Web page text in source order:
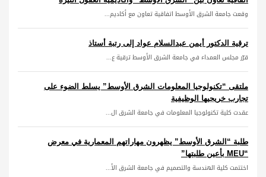
وقعت جامعة الشرق الأوسط اتفاقية تعاون مع أكاديم...
ترقية الدكتور أيمن عبدالسلام عواد إلى رتبة أستاذ
قرّر مجلس العمداء في جامعة الشرق الأوسط ترقية ع...
ملتقى “تكنولوجيا المعلومات الشرق الأوسط” يسلط الضوء على
تجارب خريجيها الوظيفية
عقدت كلية تكنولوجيا المعلومات في جامعة الشرق ال...
طلبة “الشرق الأوسط” يظهرون مهاراتهم المعمارية في معرض
“MEU بأعين طلبتها”
اختتمت كلية الهندسة والتصميم في جامعة الشرق الأ...